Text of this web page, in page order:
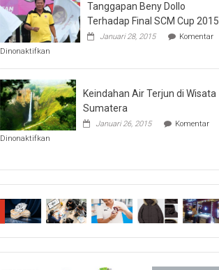
Penting
Sebelum
Lihat
Hasil
Tanggapan Beny Dollo
Terhadap Final SCM Cup 2015
Januari 28, 2015
Komentar
Dinonaktifkan
Beny
Dollo
Terhadap
Final
SCM
Cup
Keindahan Air Terjun di Wisata
Sumatera
Januari 26, 2015
Komentar
Dinonaktifkan
Terjun
Sumatera